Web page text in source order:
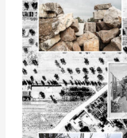
φωτογραφικού
βιβλίου
«Blackbirds
chirping»
της
Φλώρας
Ζαφειράκη